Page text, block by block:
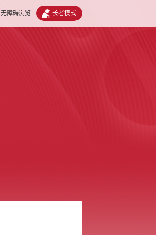
无障碍浏览 长者模式